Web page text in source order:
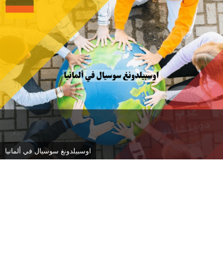
اوسبيلدونغ سوسيال في ألمانيا